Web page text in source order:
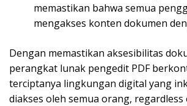
memastikan bahwa semua
mengakses konten dokumen
Dengan memastikan aksesibilitas
perangkat lunak pengedit PDF
terciptanya lingkungan digital yang
diakses oleh semua orang,